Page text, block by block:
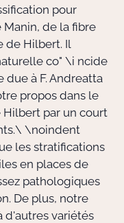
pour
de la fibre
de Hilbert. Il
co" \i ncide
due à F. Andreatta
propos dans le
Hilbert par un court
\noindent
les stratifications
en places de
pathologiques
De plus, notre
d'autres variétés